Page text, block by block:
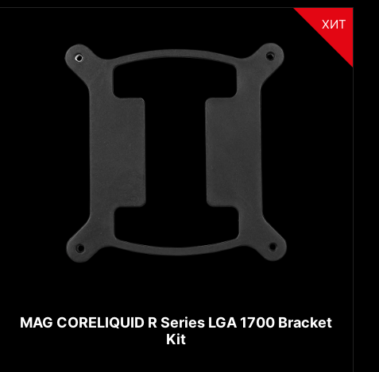
ХИТ
MAG CORELIQUID R Series LGA 1700 Bracket
Kit